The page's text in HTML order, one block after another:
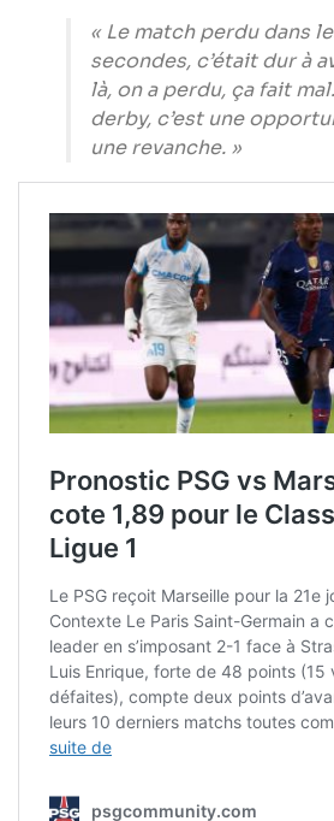
« Le match perdu dans
secondes, c’était dur à
là, on a perdu, ça fait
derby, c’est une
une revanche. »